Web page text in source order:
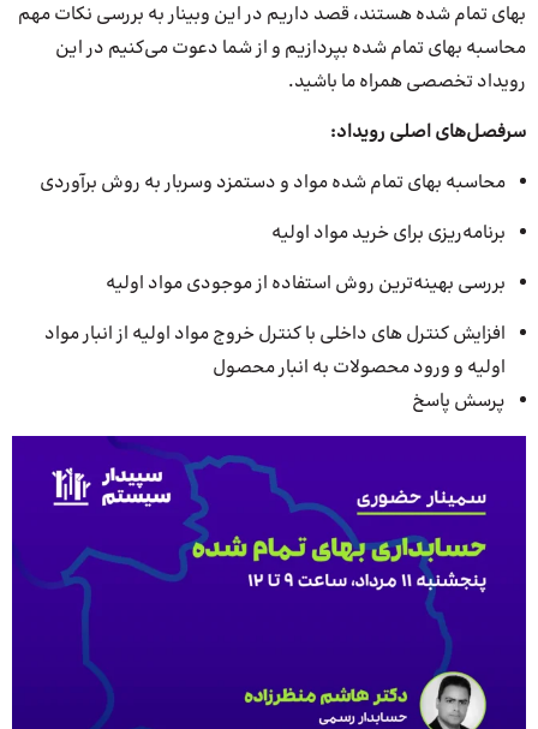
بهای تمام شده هستند، قصد داریم در این وبینار به بررسی نکات مهم
محاسبه بهای تمام شده بپردازیم و از شما دعوت می‌کنیم در این
رویداد تخصصی همراه ما باشید.
سرفصل‌های اصلی رویداد:
محاسبه بهای تمام شده مواد و دستمزد وسربار به روش برآوردی
برنامه‌ریزی برای خرید مواد اولیه
بررسی بهینه‌ترین روش استفاده از موجودی مواد اولیه
افزایش کنترل های داخلی با کنترل خروج مواد اولیه از انبار مواد
اولیه و ورود محصولات به انبار محصول
پرسش پاسخ